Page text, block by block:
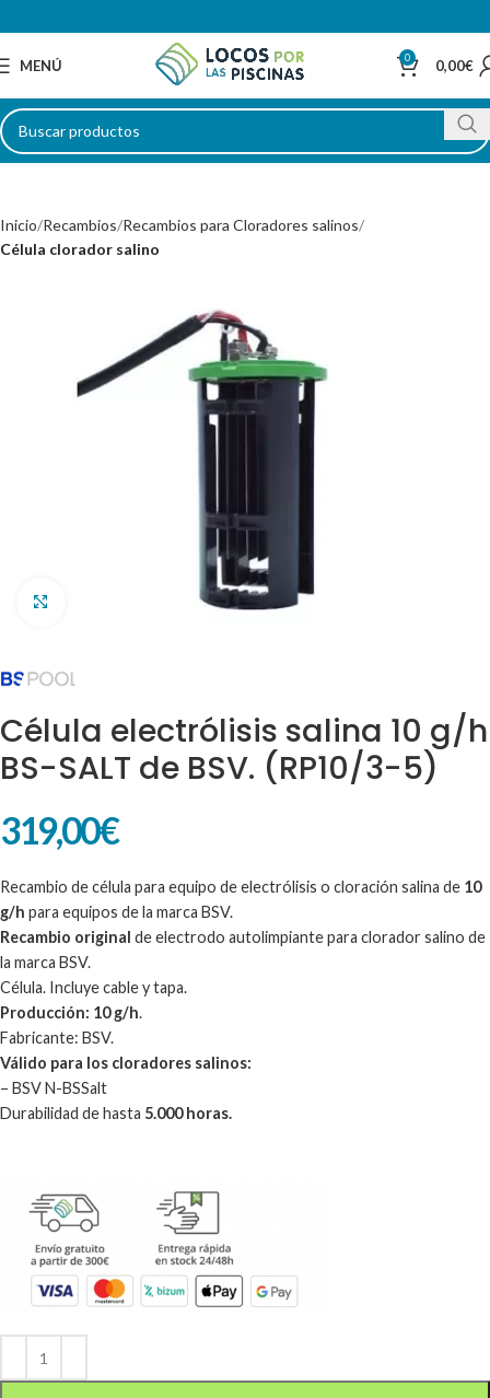
MENÚ 0 0,00€
Inicio Recambios Recambios para Cloradores salinos
Célula clorador salino
Célula electrólisis salina 10 g/h
BS-SALT de BSV. (RP10/3-5)
319,00€
Recambio de célula para equipo de electrólisis o cloración salina de 10
g/h para equipos de la marca BSV.
Recambio original de electrodo autolimpiante para clorador salino de
la marca BSV.
Célula. Incluye cable y tapa.
Producción: 10 g/h.
Fabricante: BSV.
Válido para los cloradores salinos:
– BSV N-BSSalt
Durabilidad de hasta 5.000 horas.